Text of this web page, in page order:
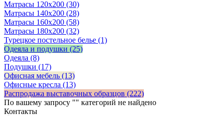
Матрасы 120х200 (30)
Матрасы 140х200 (28)
Матрасы 160х200 (58)
Матрасы 180х200 (32)
Турецкое постельное белье (1)
Одеяла и подушки (25)
Одеяла (8)
Подушки (17)
Офисная мебель (13)
Офисные кресла (13)
Распродажа выставочных образцов (222)
По вашему запросу "" категорий не найдено
Контакты